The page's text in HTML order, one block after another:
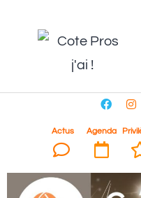
Actus Agenda